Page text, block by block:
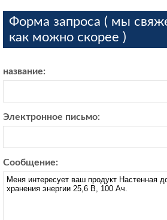
Форма запроса ( мы
как можно скорее )
название:
Электронное письмо:
Сообщение: